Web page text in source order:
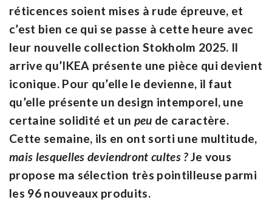
réticences soient mises à rude épreuve, et
c’est bien ce qui se passe à cette heure avec
leur nouvelle collection Stokholm 2025. Il
arrive qu’IKEA présente une pièce qui devient
iconique. Pour qu’elle le devienne, il faut
qu’elle présente un design intemporel, une
certaine solidité et un peu de caractère.
Cette semaine, ils en ont sorti une multitude,
mais lesquelles deviendront cultes ?Je vous
propose ma sélection très pointilleuse parmi
les 96 nouveaux produits.